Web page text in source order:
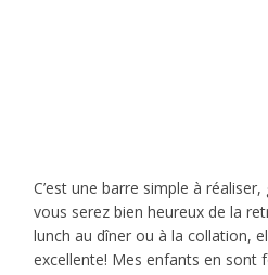
C’est une barre simple à
vous serez bien heureux de la
lunch au dîner ou à la collation,
excellente! Mes enfants en sont